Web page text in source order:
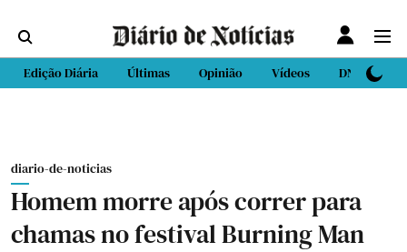
Edição Diária Últimas Opinião Vídeos DN Sport
diario-de-noticias
Homem morre após correr para
chamas no festival Burning Man